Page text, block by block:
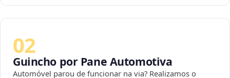
02
Guincho por Pane Automotiva
Automóvel parou de funcionar na via? Realizamos o